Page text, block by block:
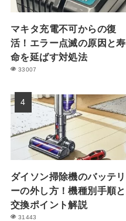
マキタ充電不可からの復
活！エラー点滅の原因と寿
命を延ばす対処法
33007
ダイソン掃除機のバッテリ
ーの外し方！機種別手順と
交換ポイント解説
31443